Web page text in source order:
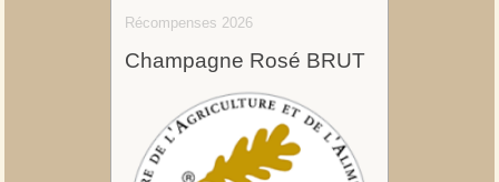
Récompenses 2026
Champagne Rosé BRUT